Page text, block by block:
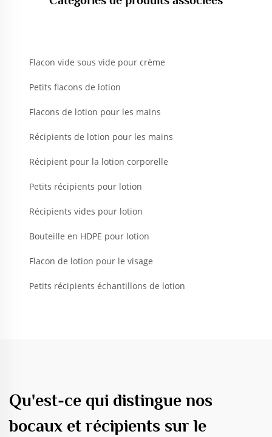
Flacon vide sous vide pour crème
Petits flacons de lotion
Flacons de lotion pour les mains
Récipients de lotion pour les mains
Récipient pour la lotion corporelle
Petits récipients pour lotion
Récipients vides pour lotion
Bouteille en HDPE pour lotion
Flacon de lotion pour le visage
Petits récipients échantillons de lotion
Qu'est-ce qui distingue nos
bocaux et récipients sur le